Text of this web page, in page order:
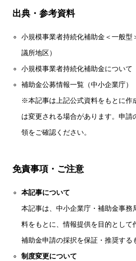
出典・参考資料
小規模事業者持続化補助金＜一般型
議所地区）
小規模事業者持続化補助金について
補助金公募情報一覧（中小企業庁）
※本記事は上記公式資料をもとに作
は変更される場合があります。申請
領をご確認ください。
免責事項・ご注意
本記事について
本記事は、中小企業庁・補助金事務
料をもとに、情報提供を目的として
補助金申請の採択を保証・推奨する
制度変更について